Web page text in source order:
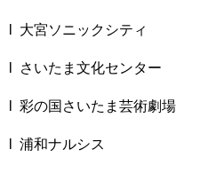
l 大宮ソニックシティ
l さいたま文化センター
l 彩の国さいたま芸術劇場
l 浦和ナルシス